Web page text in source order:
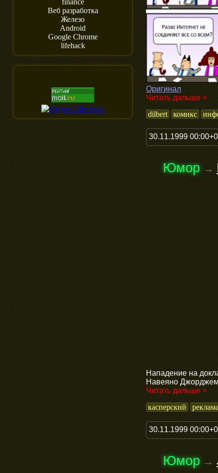
finance
Веб разработка
Железо
Android
Google Chrome
lifehack
Оригинал
Читать дальше >
dilbert
комикс
30.11.1999
Юмор→
Нападение на
Навеяно
Читать дальше >
касперский
30.11.1999
Юмор→